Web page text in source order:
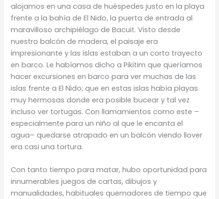
alojamos en una casa de huéspedes justo en la playa
frente a la bahía de El Nido, la puerta de entrada al
maravilloso archipiélago de Bacuit. Visto desde
nuestro balcón de madera, el paisaje era
impresionante y las islas estaban a un corto trayecto
en barco. Le habíamos dicho a Pikitim que queríamos
hacer excursiones en barco para ver muchas de las
islas frente a El Nido; que en estas islas había playas
muy hermosas donde era posible bucear y tal vez
incluso ver tortugas. Con llamamientos como este –
especialmente para un niño al que le encanta el
agua– quedarse atrapado en un balcón viendo llover
era casi una tortura.
Con tanto tiempo para matar, hubo oportunidad para
innumerables juegos de cartas, dibujos y
manualidades, habituales quemadores de tiempo que